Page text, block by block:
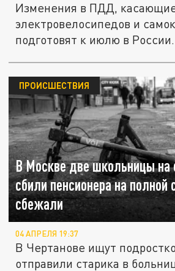
Изменения в ПДД,
электровелосипедов и
подготовят к июлю в России.
В Москве две школьницы на
сбили пенсионера на полной
сбежали
ПРОИСШЕСТВИЯ
04 АПРЕЛЯ 19:37
В Чертанове ищут
отправили старика в